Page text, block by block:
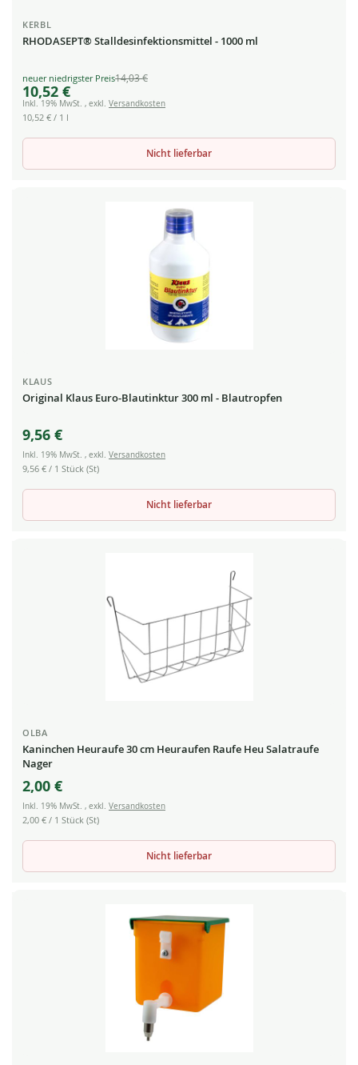
KERBL
RHODASEPT® Stalldesinfektionsmittel - 1000 ml
Special
Price
10,52 €
14,03 €
Inkl. 19% MwSt. , exkl. Versandkosten
10,52 € / 1 l
Nicht lieferbar
KLAUS
Original Klaus Euro-Blautinktur 300 ml - Blautropfen
9,56 €
Inkl. 19% MwSt. , exkl. Versandkosten
9,56 € / 1 Stück (St)
Nicht lieferbar
OLBA
Kaninchen Heuraufe 30 cm Heuraufen Raufe Heu Salatraufe
Nager
2,00 €
Inkl. 19% MwSt. , exkl. Versandkosten
2,00 € / 1 Stück (St)
Nicht lieferbar